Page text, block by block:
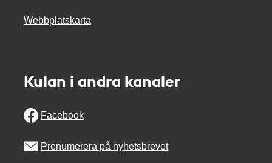
Webbplatskarta
Kulan i andra kanaler
Facebook
Prenumerera på nyhetsbrevet